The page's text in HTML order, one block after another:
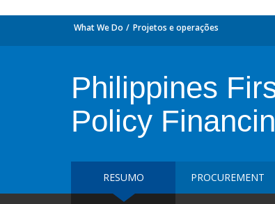
What We Do Projetos e operações
Philippines
Policy
RESUMO PROCUREMENT